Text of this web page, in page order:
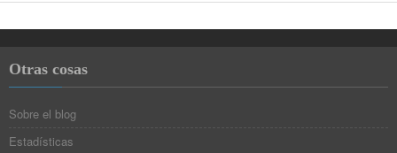
Otras cosas
Sobre el blog
Estadísticas